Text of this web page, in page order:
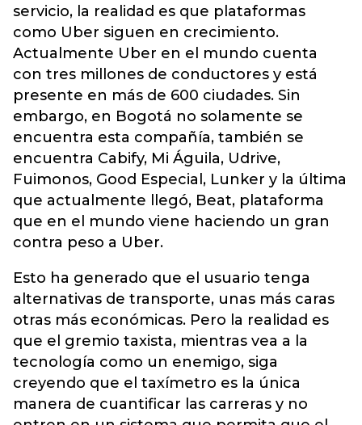
servicio, la realidad es que plataformas
como Uber siguen en crecimiento.
Actualmente Uber en el mundo cuenta
con tres millones de conductores y está
presente en más de 600 ciudades. Sin
embargo, en Bogotá no solamente se
encuentra esta compañía, también se
encuentra Cabify, Mi Águila, Udrive,
Fuimonos, Good Especial, Lunker y la última
que actualmente llegó, Beat, plataforma
que en el mundo viene haciendo un gran
contra peso a Uber.
Esto ha generado que el usuario tenga
alternativas de transporte, unas más caras
otras más económicas. Pero la realidad es
que el gremio taxista, mientras vea a la
tecnología como un enemigo, siga
creyendo que el taxímetro es la única
manera de cuantificar las carreras y no